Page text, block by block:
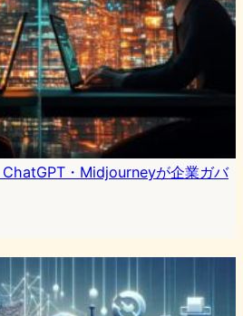
ChatGPT・Midjourneyが企業ガバ